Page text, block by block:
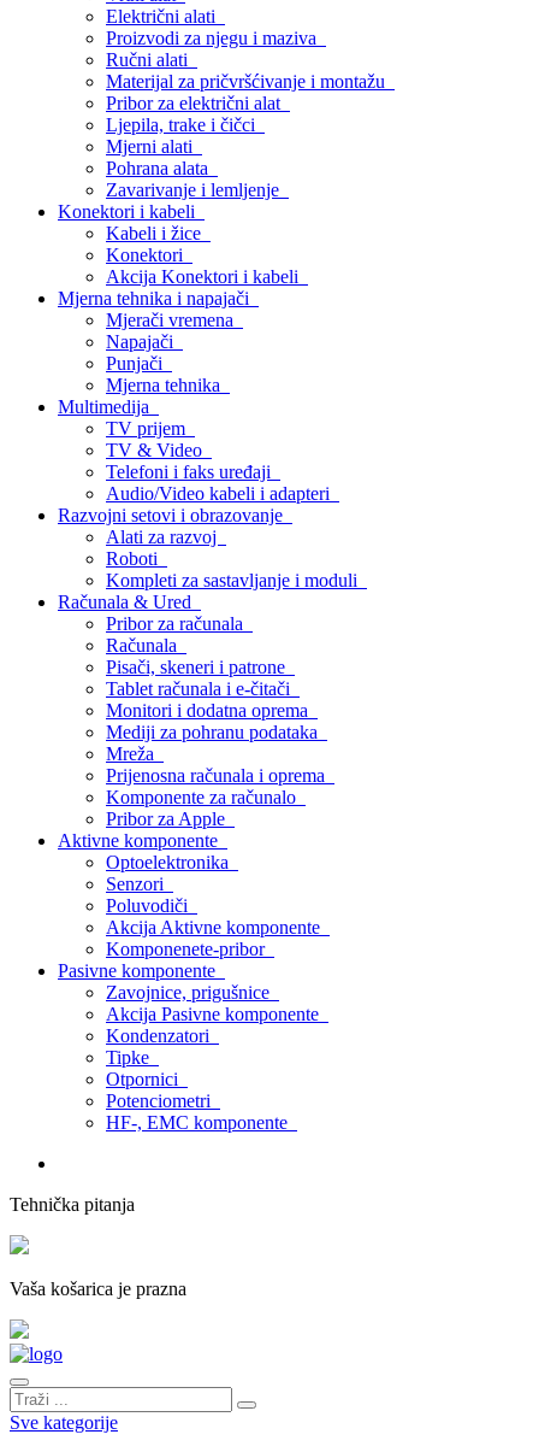
Električni alati
Proizvodi za njegu i maziva
Ručni alati
Materijal za pričvršćivanje i montažu
Pribor za električni alat
Ljepila, trake i čičci
Mjerni alati
Pohrana alata
Zavarivanje i lemljenje
Konektori i kabeli
Kabeli i žice
Konektori
Akcija Konektori i kabeli
Mjerna tehnika i napajači
Mjerači vremena
Napajači
Punjači
Mjerna tehnika
Multimedija
TV prijem
TV & Video
Telefoni i faks uređaji
Audio/Video kabeli i adapteri
Razvojni setovi i obrazovanje
Alati za razvoj
Roboti
Kompleti za sastavljanje i moduli
Računala & Ured
Pribor za računala
Računala
Pisači, skeneri i patrone
Tablet računala i e-čitači
Monitori i dodatna oprema
Mediji za pohranu podataka
Mreža
Prijenosna računala i oprema
Komponente za računalo
Pribor za Apple
Aktivne komponente
Optoelektronika
Senzori
Poluvodiči
Akcija Aktivne komponente
Komponenete-pribor
Pasivne komponente
Zavojnice, prigušnice
Akcija Pasivne komponente
Kondenzatori
Tipke
Otpornici
Potenciometri
HF-, EMC komponente
Tehnička pitanja
Vaša košarica je prazna
Sve kategorije